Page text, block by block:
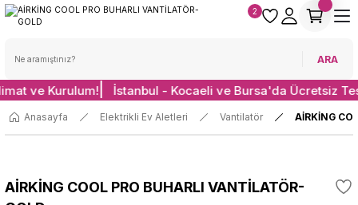
ARA
2
ve Kurulum! İstanbul - Kocaeli ve Bursa'da Ücretsiz
Anasayfa Elektrikli Ev Aletleri Vantilatör AİRKİNG
AİRKİNG COOL PRO BUHARLI VANTİLATÖR-